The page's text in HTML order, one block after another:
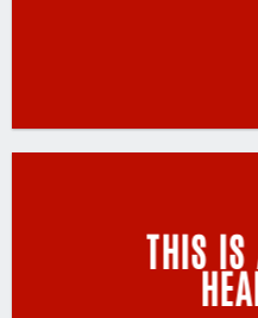
THIS IS